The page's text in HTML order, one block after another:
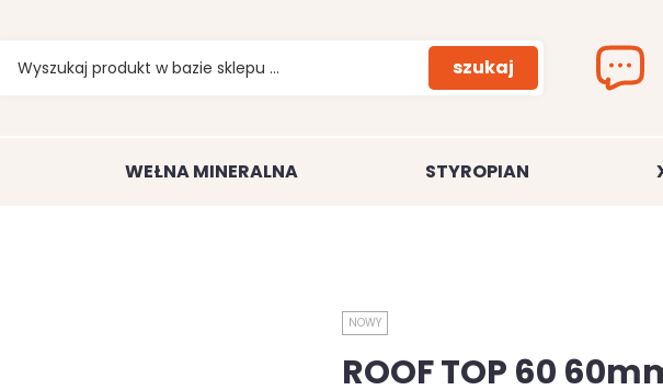
szukaj
WEŁNA MINERALNA STYROPIAN
NOWY
ROOF TOP 60